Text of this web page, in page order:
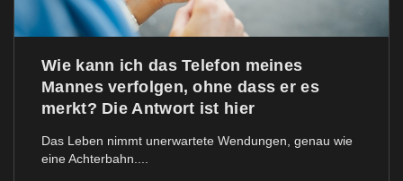
Wie kann ich das Telefon meines
Mannes verfolgen, ohne dass er es
merkt? Die Antwort ist hier
Das Leben nimmt unerwartete Wendungen, genau wie
eine Achterbahn....